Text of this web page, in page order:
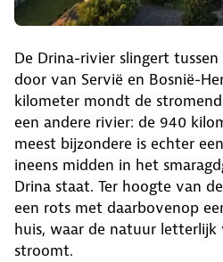
De Drina-rivier slingert
door van Servië en Bosnië-
kilometer mondt de
een andere rivier: de 940
meest bijzondere is echter
ineens midden in het
Drina staat. Ter hoogte van
een rots met daarbovenop
huis, waar de natuur letterlijk
stroomt.